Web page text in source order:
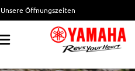
Unsere Öffnungszeiten